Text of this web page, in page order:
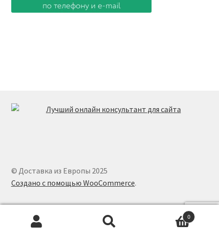
© Доставка из Европы 2025
Создано с помощью WooCommerce.
0